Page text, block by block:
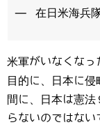
— 在日米海兵
米軍がいなくなっ
目的に、日本に
間に、日本は憲
らないのではない